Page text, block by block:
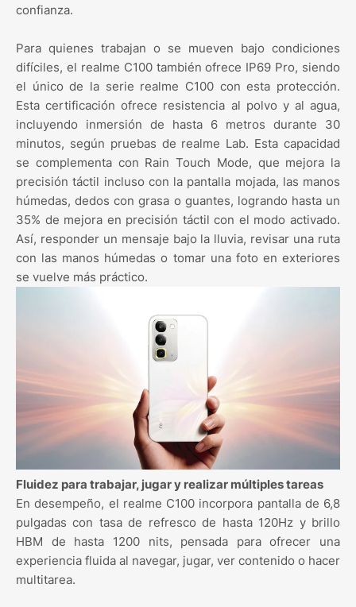
confianza.
Para quienes trabajan o se mueven bajo condiciones
difíciles, el realme C100 también ofrece IP69 Pro, siendo
el único de la serie realme C100 con esta protección.
Esta certificación ofrece resistencia al polvo y al agua,
incluyendo inmersión de hasta 6 metros durante 30
minutos, según pruebas de realme Lab. Esta capacidad
se complementa con Rain Touch Mode, que mejora la
precisión táctil incluso con la pantalla mojada, las manos
húmedas, dedos con grasa o guantes, logrando hasta un
35% de mejora en precisión táctil con el modo activado.
Así, responder un mensaje bajo la lluvia, revisar una ruta
con las manos húmedas o tomar una foto en exteriores
se vuelve más práctico.
Fluidez para trabajar, jugar y realizar múltiples tareas
En desempeño, el realme C100 incorpora pantalla de 6,8
pulgadas con tasa de refresco de hasta 120Hz y brillo
HBM de hasta 1200 nits, pensada para ofrecer una
experiencia fluida al navegar, jugar, ver contenido o hacer
multitarea.